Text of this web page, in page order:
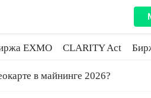
EXMO CLARITY Act
в майнинге 2026?